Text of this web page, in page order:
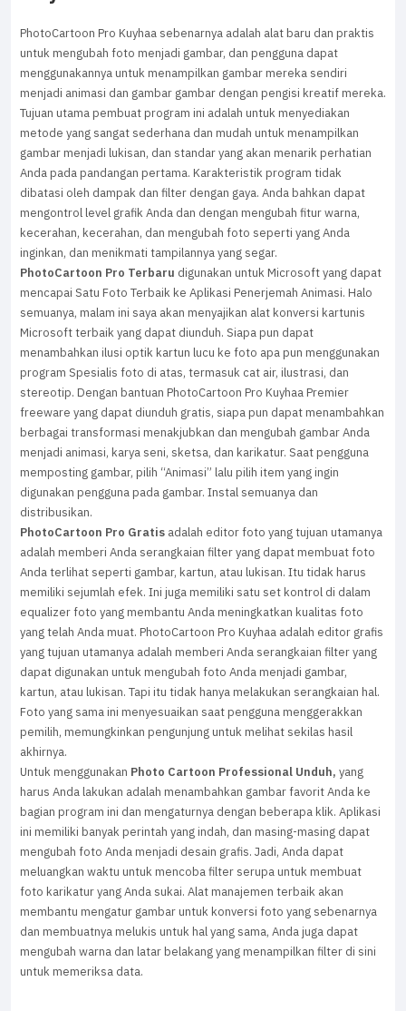
PhotoCartoon Pro Kuyhaa sebenarnya adalah alat baru dan praktis
untuk mengubah foto menjadi gambar, dan pengguna dapat
menggunakannya untuk menampilkan gambar mereka sendiri
menjadi animasi dan gambar gambar dengan pengisi kreatif mereka.
Tujuan utama pembuat program ini adalah untuk menyediakan
metode yang sangat sederhana dan mudah untuk menampilkan
gambar menjadi lukisan, dan standar yang akan menarik perhatian
Anda pada pandangan pertama. Karakteristik program tidak
dibatasi oleh dampak dan filter dengan gaya. Anda bahkan dapat
mengontrol level grafik Anda dan dengan mengubah fitur warna,
kecerahan, kecerahan, dan mengubah foto seperti yang Anda
inginkan, dan menikmati tampilannya yang segar.
PhotoCartoon Pro Terbaru digunakan untuk Microsoft yang dapat
mencapai Satu Foto Terbaik ke Aplikasi Penerjemah Animasi. Halo
semuanya, malam ini saya akan menyajikan alat konversi kartunis
Microsoft terbaik yang dapat diunduh. Siapa pun dapat
menambahkan ilusi optik kartun lucu ke foto apa pun menggunakan
program Spesialis foto di atas, termasuk cat air, ilustrasi, dan
stereotip. Dengan bantuan PhotoCartoon Pro Kuyhaa Premier
freeware yang dapat diunduh gratis, siapa pun dapat menambahkan
berbagai transformasi menakjubkan dan mengubah gambar Anda
menjadi animasi, karya seni, sketsa, dan karikatur. Saat pengguna
memposting gambar, pilih “Animasi” lalu pilih item yang ingin
digunakan pengguna pada gambar. Instal semuanya dan
distribusikan.
PhotoCartoon Pro Gratis adalah editor foto yang tujuan utamanya
adalah memberi Anda serangkaian filter yang dapat membuat foto
Anda terlihat seperti gambar, kartun, atau lukisan. Itu tidak harus
memiliki sejumlah efek. Ini juga memiliki satu set kontrol di dalam
equalizer foto yang membantu Anda meningkatkan kualitas foto
yang telah Anda muat. PhotoCartoon Pro Kuyhaa adalah editor grafis
yang tujuan utamanya adalah memberi Anda serangkaian filter yang
dapat digunakan untuk mengubah foto Anda menjadi gambar,
kartun, atau lukisan. Tapi itu tidak hanya melakukan serangkaian hal.
Foto yang sama ini menyesuaikan saat pengguna menggerakkan
pemilih, memungkinkan pengunjung untuk melihat sekilas hasil
akhirnya.
Untuk menggunakan Photo Cartoon Professional Unduh, yang
harus Anda lakukan adalah menambahkan gambar favorit Anda ke
bagian program ini dan mengaturnya dengan beberapa klik. Aplikasi
ini memiliki banyak perintah yang indah, dan masing-masing dapat
mengubah foto Anda menjadi desain grafis. Jadi, Anda dapat
meluangkan waktu untuk mencoba filter serupa untuk membuat
foto karikatur yang Anda sukai. Alat manajemen terbaik akan
membantu mengatur gambar untuk konversi foto yang sebenarnya
dan membuatnya melukis untuk hal yang sama, Anda juga dapat
mengubah warna dan latar belakang yang menampilkan filter di sini
untuk memeriksa data.